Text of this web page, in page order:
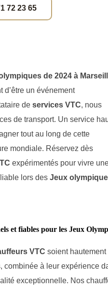
72 23 65
de 2024 à
d’être un événement
de services VTC, nous
de transport. Un service
tout au long de cette
mondiale. Réservez dès
expérimentés pour vivre
lors des Jeux
et fiables pour les Jeux
VTC soient
combinée à leur expérience
exceptionnelle. Nos